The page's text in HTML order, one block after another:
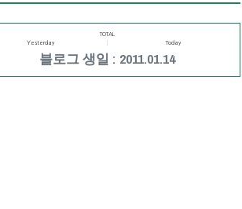
TOTAL
Yesterday
Today
블로그 생일 : 2011.01.14